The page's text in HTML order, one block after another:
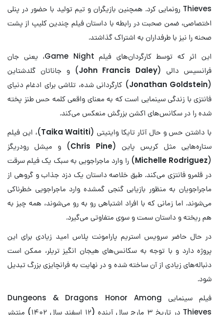
Thieves رونمایی کرد. همچنین بازیگران و تیم تولید با حضور در پنلی
اختصاصی، ضمن صحبت در رابطه با داستان فیلم چندین کلیپ از پشت
صحنه را نیز با طرفداران به اشتراک گذاشتد.
این اثر که توسط کارگردان‌های فیلم Game Night، یعنی جان
فرانسیس دالی (John Francis Daley) و جاناتان گلدشتاین
(
Jonathan Goldstein) کارگردانی شده، تلاشی برای ادغام دنیای
فانتزی با زندگی سینمایی است که به معنای واقعی کلمه حس طنز پخته
شده را در سکانس‌های اکشن بزرگش منعکس می‌کند.
با داشتن حس و حال آثار تایکا وایتیتی (Taika Waititi)، این فیلم
ستاره‌هایی مثل کریس پاین (Chris Pine) و میشل رودریگز
(
Michelle Rodriguez) را وارد ماجراجویی به سبک یک فیلم سرقت
در قلمرو فانتزی می‌کند. طبق خلاصه داستان یک دزد جذاب و گروهی از
ماجراجویان به منظور بازیابی گنجی گمشده وارد ماجراجویی خطرناکی
می‌شوند. اما زمانی که با افراد اشتباهی رو به رو می‌شوند، همه چیز به
هم ریخته و داستان سمت و سوی متفاوتی می‌گیرد.
در حال حاضر سرویس استریم پارامونت پلاس امید زیادی برای این
پروژه دارد و با توجه به سکانس‌های هیجان انگیز تریلر، ممکن است
دنباله‌های زیادی از آن ساخته شده و در نهایت به فرانچایزی بزرگ تبدیل
شود.
فیلم سینمایی Dungeons & Dragons Honor Among
Thieves در تاریخ ۳ مارچ سال آینده (۱۲ اسفند سال ۱۴۰۲) منتشر